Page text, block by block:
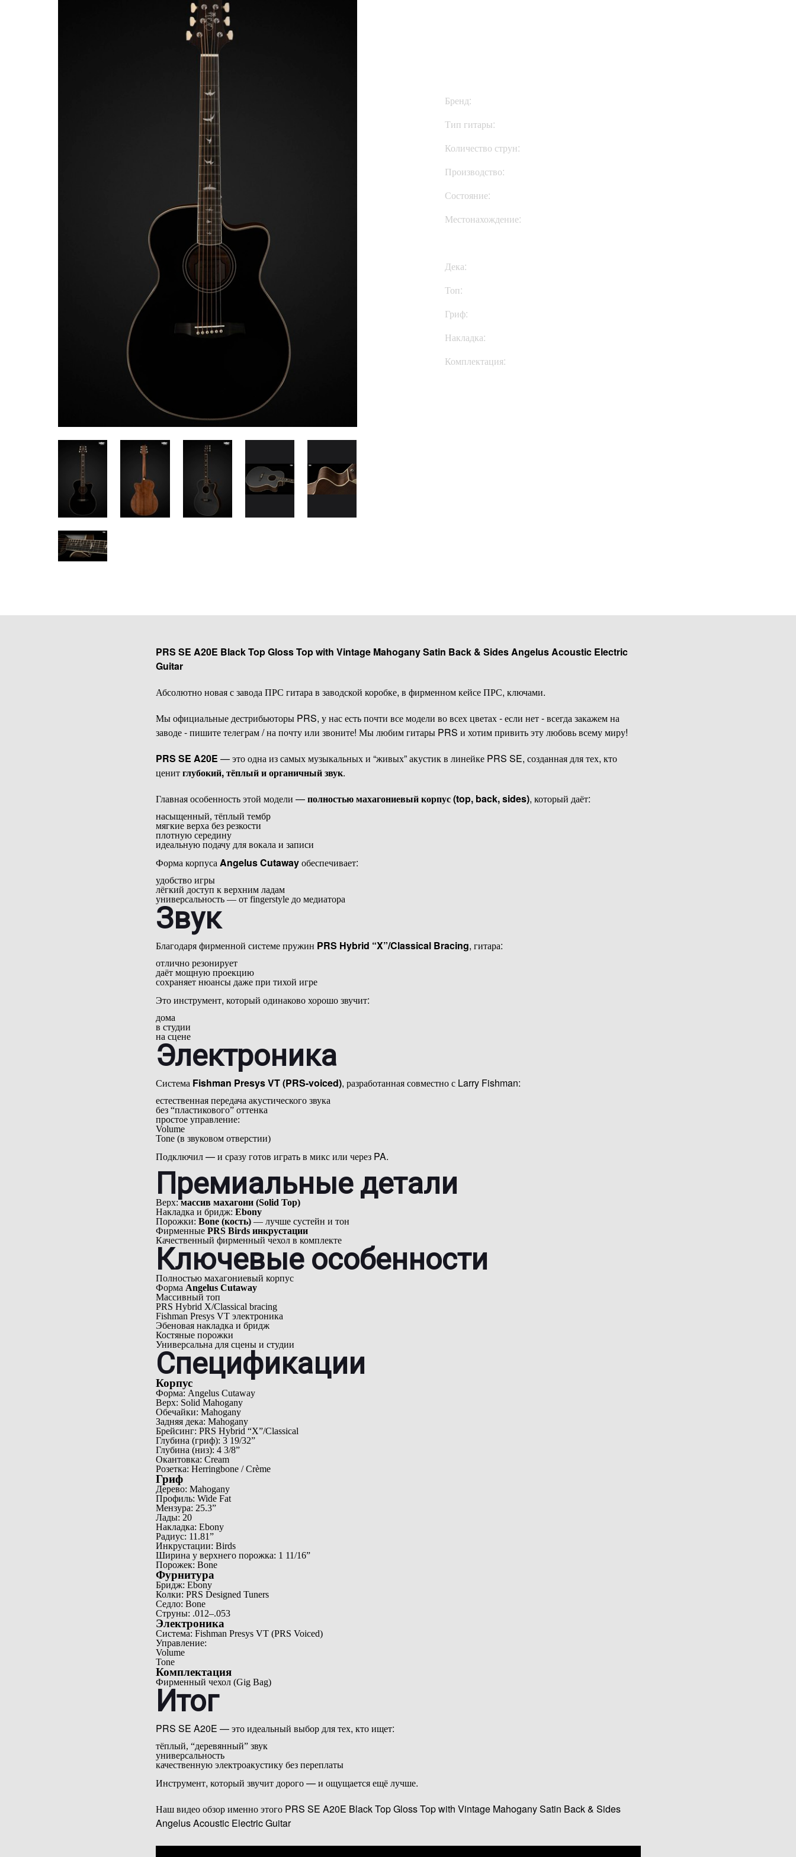
Бренд:
Тип гитары:
Количество струн:
Производство:
Состояние:
Местонахождение:
Дека:
Топ:
Гриф:
Накладка:
Комплектация:
PRS SE A20E Black Top Gloss Top with Vintage Mahogany Satin Back & Sides Angelus Acoustic Electric
Guitar
Абсолютно новая с завода ПРС гитара в заводской коробке, в фирменном кейсе ПРС, ключами.
Мы официальные дестрибьюторы PRS, у нас есть почти все модели во всех цветах - если нет - всегда закажем на
заводе - пишите телеграм / на почту или звоните! Мы любим гитары PRS и хотим привить эту любовь всему миру!
PRS SE A20E — это одна из самых музыкальных и “живых” акустик в линейке PRS SE, созданная для тех, кто
ценитглубокий, тёплый и органичный звук.
Главная особенность этой модели —полностью махагониевый корпус (top, back, sides), который даёт:
насыщенный, тёплый тембр
мягкие верха без резкости
плотную середину
идеальную подачу для вокала и записи
Форма корпусаAngelus Cutawayобеспечивает:
удобство игры
лёгкий доступ к верхним ладам
универсальность — от fingerstyle до медиатора
Звук
Благодаря фирменной системе пружин PRS Hybrid “X”/Classical Bracing, гитара:
отлично резонирует
даёт мощную проекцию
сохраняет нюансы даже при тихой игре
Это инструмент, который одинаково хорошо звучит:
дома
в студии
на сцене
Электроника
Система Fishman Presys VT (PRS-voiced), разработанная совместно с Larry Fishman:
естественная передача акустического звука
без “пластикового” оттенка
простое управление:
Volume
Tone (в звуковом отверстии)
Подключил — и сразу готов играть в микс или через PA.
Премиальные детали
Верх:массив махагони (Solid Top)
Накладка и бридж: Ebony
Порожки: Bone (кость)— лучше сустейн и тон
Фирменные PRS Birds инкрустации
Качественный фирменный чехол в комплекте
Ключевые особенности
Полностью махагониевый корпус
Форма Angelus Cutaway
Массивный топ
PRS Hybrid X/Classical bracing
Fishman Presys VT электроника
Эбеновая накладка и бридж
Костяные порожки
Универсальна для сцены и студии
Спецификации
Корпус
Форма: Angelus Cutaway
Верх: Solid Mahogany
Обечайки: Mahogany
Задняя дека: Mahogany
Брейсинг: PRS Hybrid “X”/Classical
Глубина (гриф): 3 19/32”
Глубина (низ): 4 3/8”
Окантовка: Cream
Розетка: Herringbone / Crème
Гриф
Дерево: Mahogany
Профиль: Wide Fat
Мензура: 25.3”
Лады: 20
Накладка: Ebony
Радиус: 11.81”
Инкрустации: Birds
Ширина у верхнего порожка: 1 11/16”
Порожек: Bone
Фурнитура
Бридж: Ebony
Колки: PRS Designed Tuners
Седло: Bone
Струны: .012–.053
Электроника
Система: Fishman Presys VT (PRS Voiced)
Управление:
Volume
Tone
Комплектация
Фирменный чехол (Gig Bag)
Итог
PRS SE A20E — это идеальный выбор для тех, кто ищет:
тёплый, “деревянный” звук
универсальность
качественную электроакустику без переплаты
Инструмент, который звучит дорого — и ощущается ещё лучше.
Наш видео обзор именно этого PRS SE A20E Black Top Gloss Top with Vintage Mahogany Satin Back & Sides
Angelus Acoustic Electric Guitar